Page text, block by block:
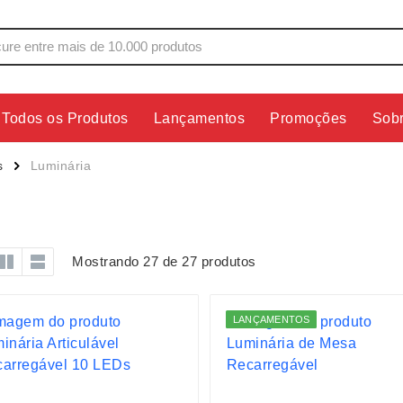
Executivos
Espelhos
Esporte e Jogos
Kit Queijo
Todos os Produtos Lançamentos Promoções
Luminária
Mostrando 27 de 27 produtos
LANÇAMENTOS